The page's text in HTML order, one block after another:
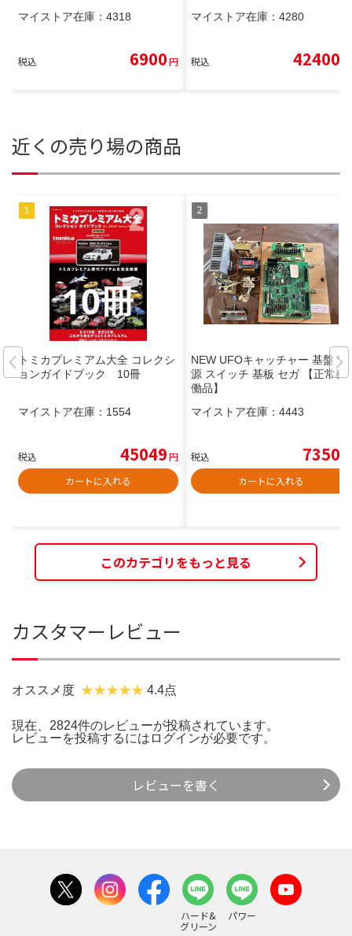
マイストア在庫： 4318
税込 6900円
マイストア在庫： 4280
税込 42400
近くの売り場の商品
トミカプレミアム大全 コレクシ
ョンガイドブック 10冊
マイストア在庫： 1554
税込 45049円
カートに入れる
NEW UFOキャッチャー 基盤 電
源 スイッチ 基板 セガ 【正常稼
働品】
マイストア在庫： 4443
税込 7350
カートに入れる
このカテゴリをもっと見る
カスタマーレビュー
オススメ度 4.4点
現在、2824件のレビューが投稿されています。
レビューを投稿するには ログインが必要です。
レビューを書く
ハード&
グリーン
パワー